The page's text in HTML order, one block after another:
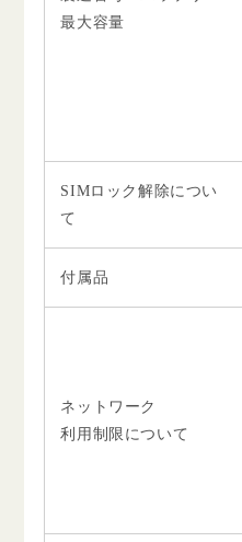
最大容量
SIMロック解除につい
て
付属品
ネットワーク
利用制限について